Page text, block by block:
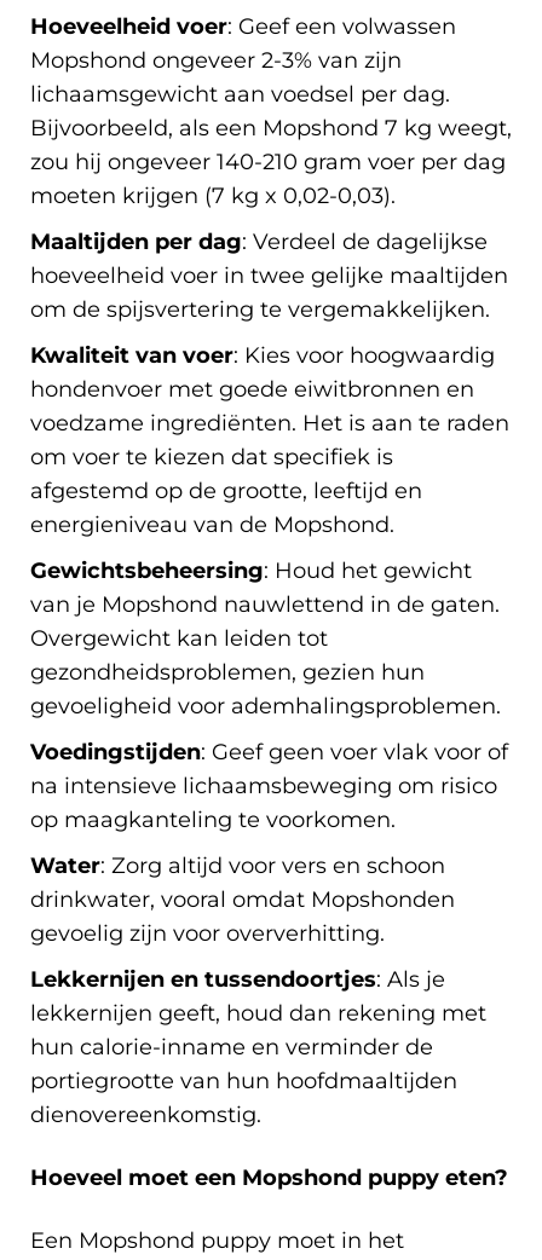
Hoeveelheid voer: Geef een volwassen
Mopshond ongeveer 2-3% van zijn
lichaamsgewicht aan voedsel per dag.
Bijvoorbeeld, als een Mopshond 7 kg weegt,
zou hij ongeveer 140-210 gram voer per dag
moeten krijgen (7 kg x 0,02-0,03).
Maaltijden per dag: Verdeel de dagelijkse
hoeveelheid voer in twee gelijke maaltijden
om de spijsvertering te vergemakkelijken.
Kwaliteit van voer: Kies voor hoogwaardig
hondenvoer met goede eiwitbronnen en
voedzame ingrediënten. Het is aan te raden
om voer te kiezen dat specifiek is
afgestemd op de grootte, leeftijd en
energieniveau van de Mopshond.
Gewichtsbeheersing: Houd het gewicht
van je Mopshond nauwlettend in de gaten.
Overgewicht kan leiden tot
gezondheidsproblemen, gezien hun
gevoeligheid voor ademhalingsproblemen.
Voedingstijden: Geef geen voer vlak voor of
na intensieve lichaamsbeweging om risico
op maagkanteling te voorkomen.
Water: Zorg altijd voor vers en schoon
drinkwater, vooral omdat Mopshonden
gevoelig zijn voor oververhitting.
Lekkernijen en tussendoortjes: Als je
lekkernijen geeft, houd dan rekening met
hun calorie-inname en verminder de
portiegrootte van hun hoofdmaaltijden
dienovereenkomstig.
Hoeveel moet een Mopshond puppy eten?
Een Mopshond puppy moet in het